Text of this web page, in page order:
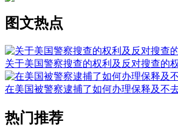
图文热点
关于美国警察搜查的权利及反对搜查的
在美国被警察逮捕了如何办理保释及不
热门推荐